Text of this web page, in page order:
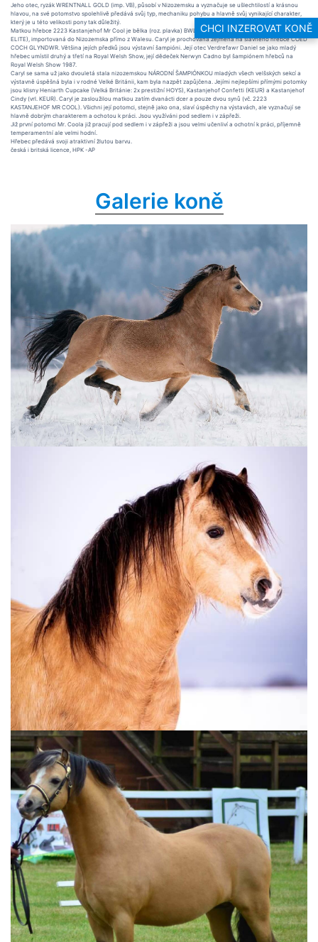
CHCI INZEROVAT KONĚ
Jeho otec, ryzák WRENTNALL GOLD (imp. VB), působí v Nizozemsku a vyznačuje se ušlechtilostí a krásnou
hlavou, na své potomstvo spolehlivě předává svůj typ, mechaniku pohybu a hlavně svůj vynikající charakter,
který je u této velikosti pony tak důležitý.
Matkou hřebce 2223 Kastanjehof Mr Cool je bělka (roz. plavka) BWLCH-Y-GWYNT CARYL (voorlopig KEUR,
ELITE), importovaná do Nizozemska přímo z Walesu. Caryl je prochovaná zejména na slavného hřebce COED
COCH GLYNDWR. Většina jejích předků jsou výstavní šampióni. Její otec Verdrefawr Daniel se jako mladý
hřebec umístil druhý a třetí na Royal Welsh Show, její dědeček Nerwyn Cadno byl šampiónem hřebců na
Royal Welsh Show 1987.
Caryl se sama už jako dvouletá stala nizozemskou NÁRODNÍ ŠAMPIÓNKOU mladých všech velšských sekcí a
výstavně úspěšná byla i v rodné Velké Británii, kam byla nazpět zapůjčena. Jejími nejlepšími přímými potomky
jsou klisny Heniarth Cupcake (Velká Británie: 2x prestižní HOYS), Kastanjehof Confetti (KEUR) a Kastanjehof
Cindy (vrl. KEUR). Caryl je zasloužilou matkou zatím dvanácti dcer a pouze dvou synů (vč. 2223
KASTANJEHOF MR COOL). Všichni její potomci, stejně jako ona, slaví úspěchy na výstavách, ale vyznačují se
hlavně dobrým charakterem a ochotou k práci. Jsou využíváni pod sedlem i v zápřeži.
Již první potomci Mr. Coola již pracují pod sedlem i v zápřeži a jsou velmi učenliví a ochotní k práci, příjemně
temperamentní ale velmi hodní.
Hřebec předává svoji atraktivní žlutou barvu.
česká i britská licence, HPK -AP
Galerie koně